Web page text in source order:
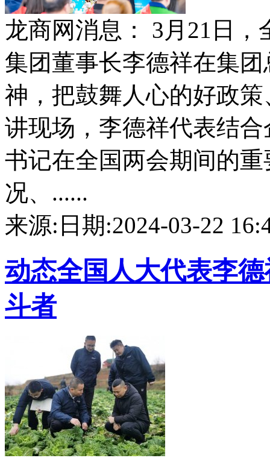
龙商网消息： 3月21日
集团董事长李德祥在集
神，把鼓舞人心的好政
讲现场，李德祥代表结
书记在全国两会期间的
况、......
来源: 日期:2024-03-22
动态全国人大代表李
斗者